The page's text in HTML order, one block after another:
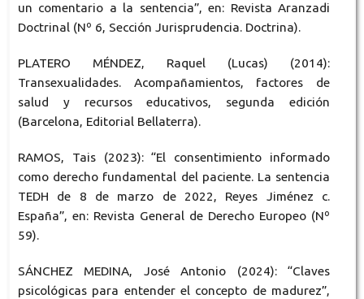
un comentario a la sentencia”, en: Revista Aranzadi
Doctrinal (Nº 6, Sección Jurisprudencia. Doctrina).
PLATERO MÉNDEZ, Raquel (Lucas) (2014):
Transexualidades. Acompañamientos, factores de
salud y recursos educativos, segunda edición
(Barcelona, Editorial Bellaterra).
RAMOS, Tais (2023): “El consentimiento informado
como derecho fundamental del paciente. La sentencia
TEDH de 8 de marzo de 2022, Reyes Jiménez c.
España”, en: Revista General de Derecho Europeo (Nº
59).
SÁNCHEZ MEDINA, José Antonio (2024): “Claves
psicológicas para entender el concepto de madurez”,